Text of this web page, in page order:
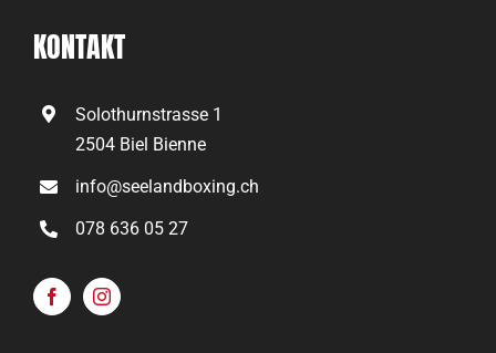
KONTAKT
Solothurnstrasse 1
2504 Biel Bienne
info@seelandboxing.ch
078 636 05 27